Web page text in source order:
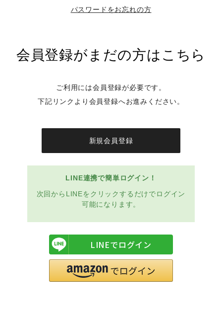
パスワードをお忘れの方
会員登録がまだの方はこちら
ご利用には会員登録が必要です。
下記リンクより会員登録へお進みください。
新規会員登録
LINE連携で簡単ログイン！
次回からLINEをクリックするだけでログイン
可能になります。
LINEでログイン